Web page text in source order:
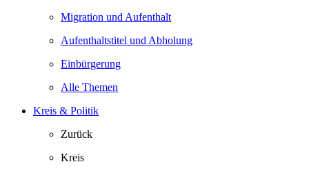
Migration und Aufenthalt
Aufenthaltstitel und Abholung
Einbürgerung
Alle Themen
Kreis & Politik
Zurück
Kreis